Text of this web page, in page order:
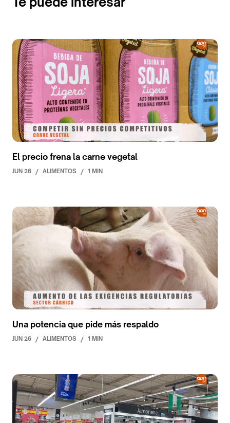
El precio frena la carne vegetal
JUN 26 / ALIMENTOS / 1 MIN
Una potencia que pide más respaldo
JUN 26 / ALIMENTOS / 1 MIN